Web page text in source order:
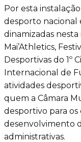
Por esta
desporto nacional
dinamizadas
Mai’Athletics,
Desportivas do 1º
Internacional de
atividades
quem a Câmara
desportivo para os
desenvolvimento
administrativas.